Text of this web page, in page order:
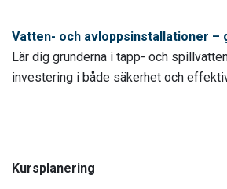
Vatten- och avloppsinstallationer –
Lär dig grunderna i tapp- och
investering i både säkerhet och
Kursplanering